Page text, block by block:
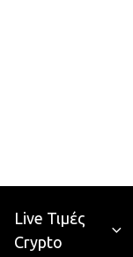
Live Τιμές
Crypto